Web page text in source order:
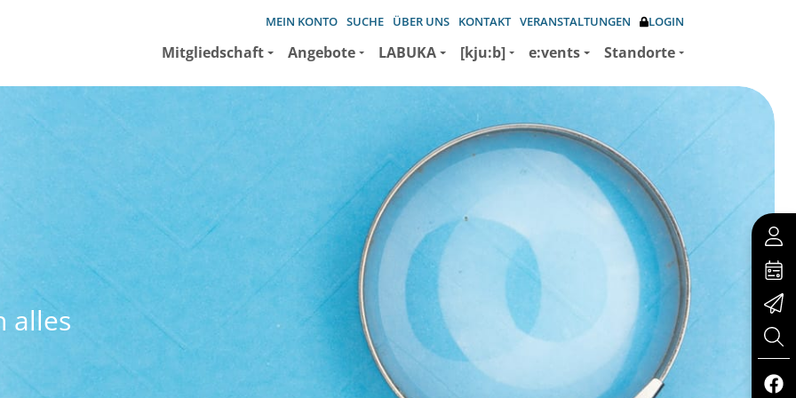
MEIN KONTO SUCHE ÜBER UNS KONTAKT VERANSTALTUNGEN LOGIN
Mitgliedschaft Angebote LABUKA [kju:b] e:vents Standorte
alles